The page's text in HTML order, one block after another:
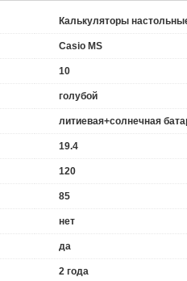
Калькуляторы
Casio MS
10
голубой
литиевая+солнечная
19.4
120
85
нет
да
2 года